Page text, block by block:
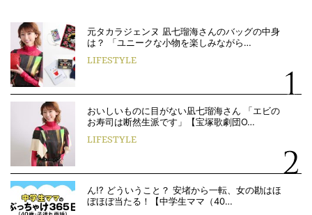
元タカラジェンヌ 凪七瑠海さんのバッグの中身
は？ 「ユニークな小物を楽しみながら…
LIFESTYLE
おいしいものに目がない凪七瑠海さん 「エビの
お寿司は断然生派です」【宝塚歌劇団O…
LIFESTYLE
ん!? どういうこと？ 安堵から一転、女の勘はほ
ぼほぼ当たる！【中学生ママ（40…